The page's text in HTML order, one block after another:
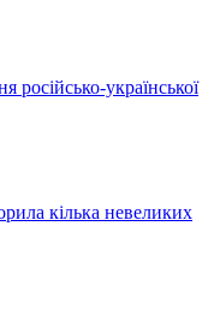
української
кілька невеликих